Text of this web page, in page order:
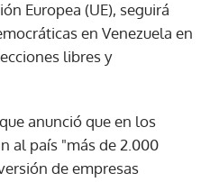
en Venezuela en
libres y
al país "más de 2.000
de empresas
una reunión con la